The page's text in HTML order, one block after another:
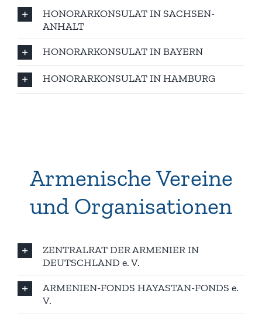
HONORARKONSULAT IN SACHSEN-
ANHALT
HONORARKONSULAT IN BAYERN
HONORARKONSULAT IN HAMBURG
Armenische Vereine
und Organisationen
ZENTRALRAT DER ARMENIER IN
DEUTSCHLAND e. V.
ARMENIEN-FONDS HAYASTAN-FONDS e.
V.